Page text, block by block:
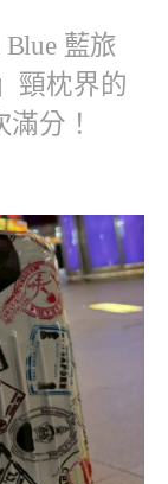
Blue 藍旅
頸枕界的
分！